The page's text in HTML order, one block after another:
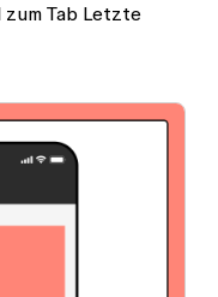
Tab Letzte